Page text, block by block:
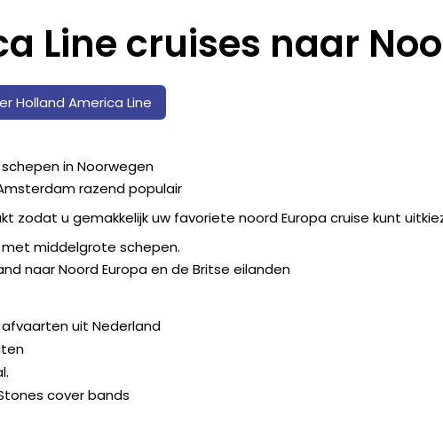
Line cruises naar
Holland America Line
in Noorwegen
razend populair
zodat u gemakkelijk uw favoriete noord Europa cruise kunt
met middelgrote schepen.
naar Noord Europa en de Britse eilanden
uit Nederland
cover bands